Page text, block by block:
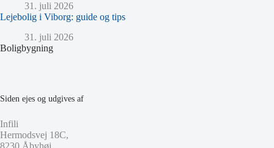
31. juli 2026
Lejebolig i Viborg: guide og tips
31. juli 2026
Boligbygning
Siden ejes og udgives af
Infili
Hermodsvej 18C,
8230 Åbyhøj